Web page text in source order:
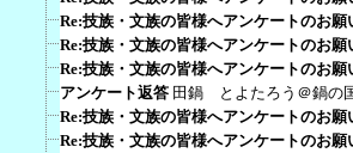
Re:技族・文族の皆様へアンケートのお願
Re:技族・文族の皆様へアンケートのお願
Re:技族・文族の皆様へアンケートのお願
アンケート返答 田鍋 とよたろう＠鍋の
Re:技族・文族の皆様へアンケートのお願
Re:技族・文族の皆様へアンケートのお願